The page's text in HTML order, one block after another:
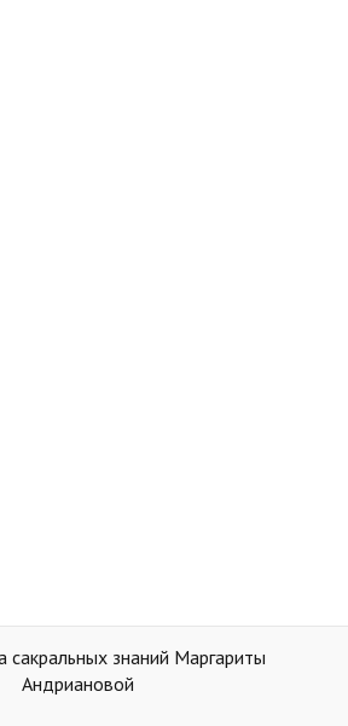
сакральных знаний Маргариты
Андриановой